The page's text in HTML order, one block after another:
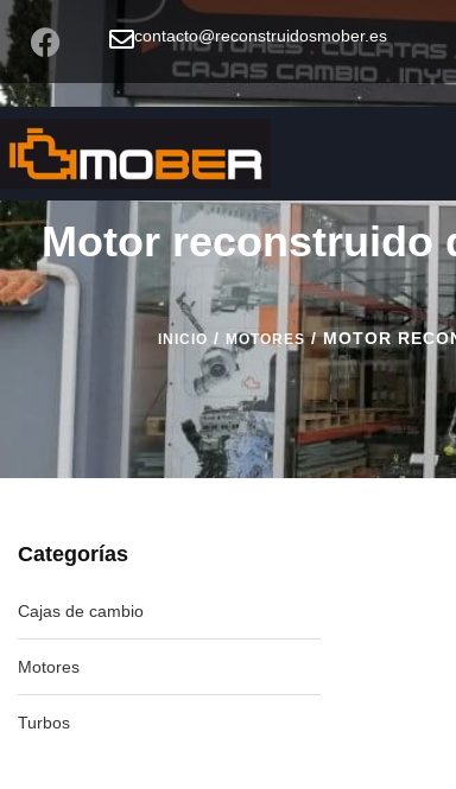
contacto@reconstruidosmober.es
Motor reconstruido
INICIO / MOTORES/ MOTOR
Categorías
Cajas de cambio
Motores
Turbos